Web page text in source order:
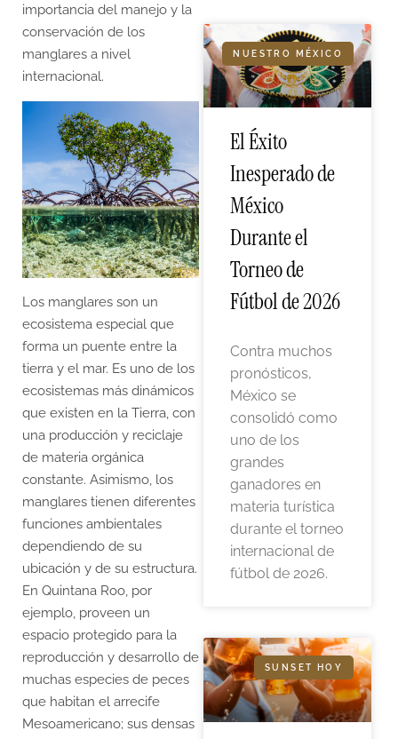
importancia del manejo y la
conservación de los
manglares a nivel
internacional.
Los manglares son un
ecosistema especial que
forma un puente entre la
tierra y el mar. Es uno de los
ecosistemas más dinámicos
que existen en la Tierra, con
una producción y reciclaje
de materia orgánica
constante. Asimismo, los
manglares tienen diferentes
funciones ambientales
dependiendo de su
ubicación y de su estructura.
En Quintana Roo, por
ejemplo, proveen un
espacio protegido para la
reproducción y desarrollo de
muchas especies de peces
que habitan el arrecife
Mesoamericano; sus densas
NUESTRO MÉXICO
El Éxito
Inesperado de
México
Durante el
Torneo de
Fútbol de 2026
Contra muchos
pronósticos,
México se
consolidó como
uno de los
grandes
ganadores en
materia turística
durante el torneo
internacional de
fútbol de 2026.
SUNSET HOY